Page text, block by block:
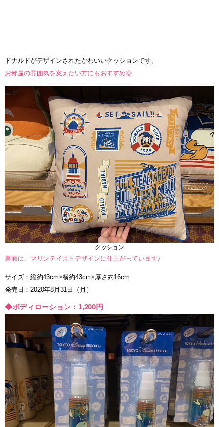
ドナルドがデザインされたかわいいクッションです。
お部屋の雰囲気を変えたい方にもおすすめ◎
クッション
裏面は、マリンテイストデザインに仕上がっています♪
サイズ：縦約43cm×横約43cm×厚さ約16cm
発売日：2020年8月31日（月）
◆ボディローション：1,200円